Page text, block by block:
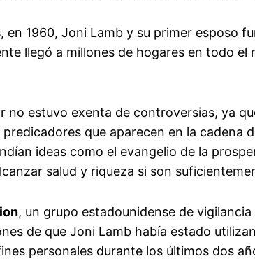
en 1960, Joni Lamb y su primer esposo
llegó a millones de hogares en todo el
no estuvo exenta de controversias, ya
que aparecen en la cadena
ideas como el evangelio de la
salud y riqueza si son
, un grupo estadounidense de
de que Joni Lamb había estado
personales durante los últimos dos